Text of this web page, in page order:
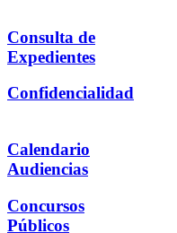
Consulta de
Expedientes
Confidencialidad
Calendario
Audiencias
Concursos
Públicos